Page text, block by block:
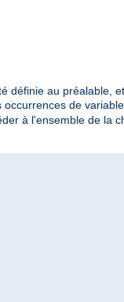
définie au préalable,
occurrences de
à l'ensemble de la